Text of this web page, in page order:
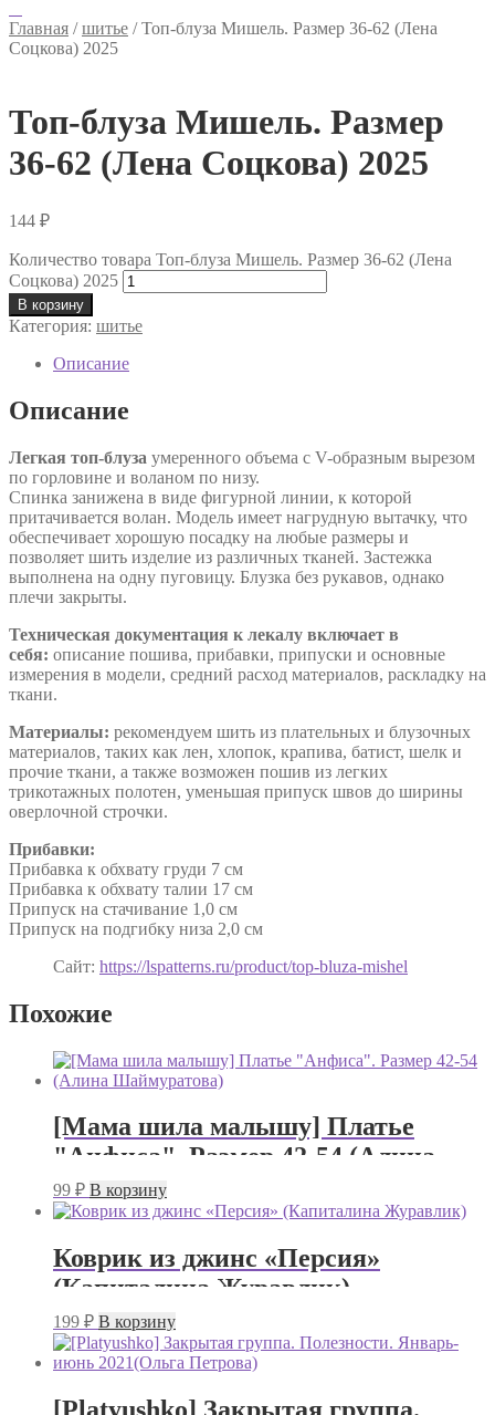
Главная /шитье /Топ-блуза Мишель. Размер 36-62 (Лена
Соцкова) 2025
Топ-блуза Мишель. Размер
36-62 (Лена Соцкова) 2025
144 ₽
Количество товара Топ-блуза Мишель. Размер 36-62 (Лена
Соцкова) 2025
В корзину
Категория: шитье
Описание
Описание
Легкая топ-блуза умеренного объема с V-образным вырезом
по горловине и воланом по низу.
Спинка занижена в виде фигурной линии, к которой
притачивается волан. Модель имеет нагрудную вытачку, что
обеспечивает хорошую посадку на любые размеры и
позволяет шить изделие из различных тканей. Застежка
выполнена на одну пуговицу. Блузка без рукавов, однако
плечи закрыты.
Техническая документация к лекалу включает в
себя: описание пошива, прибавки, припуски и основные
измерения в модели, средний расход материалов, раскладку на
ткани.
Материалы: рекомендуем шить из плательных и блузочных
материалов, таких как лен, хлопок, крапива, батист, шелк и
прочие ткани, а также возможен пошив из легких
трикотажных полотен, уменьшая припуск швов до ширины
оверлочной строчки.
Прибавки:
Прибавка к обхвату груди 7 см
Прибавка к обхвату талии 17 см
Припуск на стачивание 1,0 см
Припуск на подгибку низа 2,0 см
Сайт: https://lspatterns.ru/product/top-bluza-mishel
Похожие
[Мама шила малышу] Платье
"Анфиса". Размер 42-54 (Алина
Шаймуратова)
99 ₽ В корзину
Коврик из джинс «Персия»
(Капиталина Журавлик)
199 ₽ В корзину